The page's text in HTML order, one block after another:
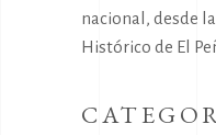
nacional, desde
Histórico de El